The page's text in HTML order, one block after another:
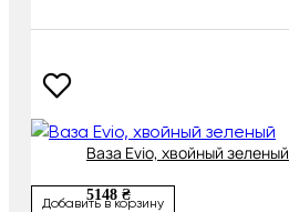
Ваза Evio, хвойный зеленый
5148 ₴
Добавить в корзину